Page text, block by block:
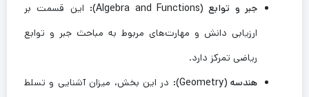
جبر و توابع (Algebra and Functions):
این قسمت بر
ارزیابی دانش و مهارت‌های مربوط به مباحث جبر و توابع
ریاضی تمرکز دارد.
هندسه (Geometry):
در این بخش، میزان آشنایی و تسلط